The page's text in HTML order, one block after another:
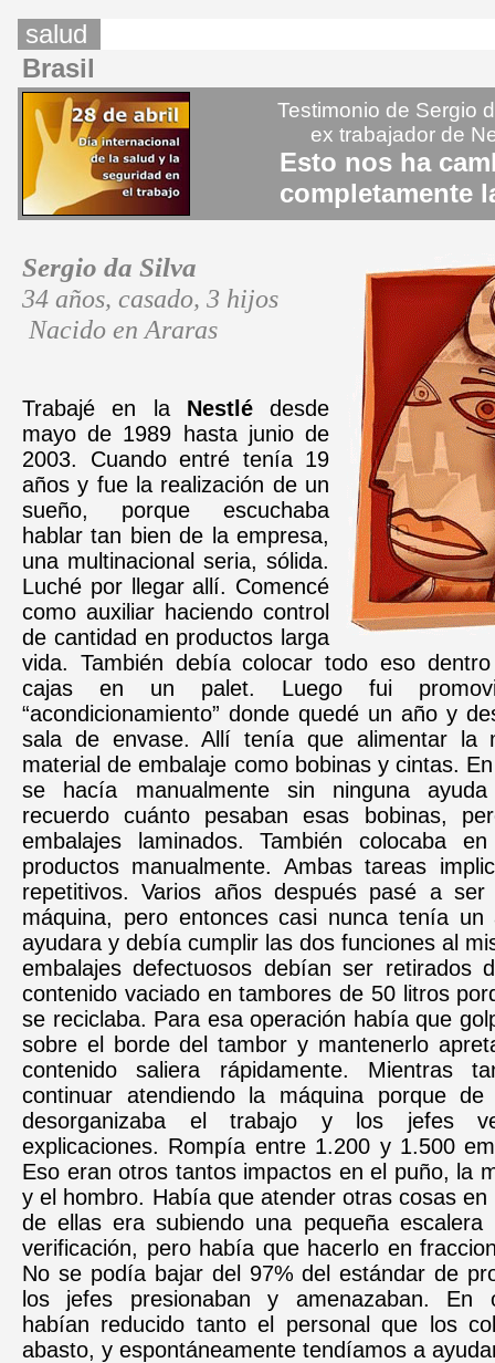
salud
Brasil
Testimonio de Sergio
ex trabajador de
Esto nos ha
completamente
Sergio da Silva
34 años, casado, 3 hijos
Nacido en Araras
Trabajé en la Nestlédesde
mayo de 1989 hasta junio de
2003. Cuando entré tenía 19
años y fue la realización de un
sueño, porque escuchaba
hablar tan bien de la empresa,
una multinacional seria, sólida.
Luché por llegar allí. Comencé
como auxiliar haciendo control
de cantidad en productos larga
vida. También debía colocar todo eso
cajas en un palet. Luego fui
“acondicionamiento” donde quedé un año y
sala de envase. Allí tenía que alimentar la
material de embalaje como bobinas y cintas.
se hacía manualmente sin ninguna
recuerdo cuánto pesaban esas bobinas,
embalajes laminados. También colocaba
productos manualmente. Ambas tareas
repetitivos. Varios años después pasé a
máquina, pero entonces casi nunca tenía un
ayudara y debía cumplir las dos funciones al
embalajes defectuosos debían ser retirados
contenido vaciado en tambores de 50 litros
se reciclaba. Para esa operación había que
sobre el borde del tambor y mantenerlo
contenido saliera rápidamente. Mientras
continuar atendiendo la máquina porque
desorganizaba el trabajo y los jefes
explicaciones. Rompía entre 1.200 y 1.500
Eso eran otros tantos impactos en el puño, la
y el hombro. Había que atender otras cosas en
de ellas era subiendo una pequeña escalera
verificación, pero había que hacerlo en
No se podía bajar del 97% del estándar de
los jefes presionaban y amenazaban. En
habían reducido tanto el personal que los
abasto, y espontáneamente tendíamos a